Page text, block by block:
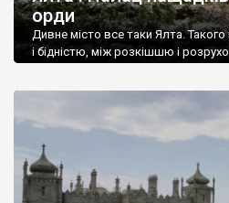
орди
Дивне місто все таки Ялта.
і бідністю, між розкішшю і